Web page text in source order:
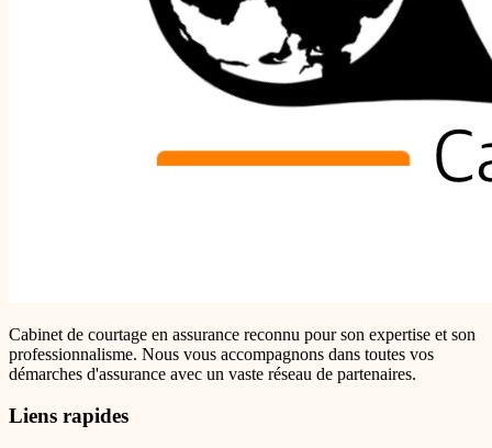
Cabinet de courtage en assurance reconnu pour son expertise et son
professionnalisme. Nous vous accompagnons dans toutes vos
démarches d'assurance avec un vaste réseau de partenaires.
Liens rapides